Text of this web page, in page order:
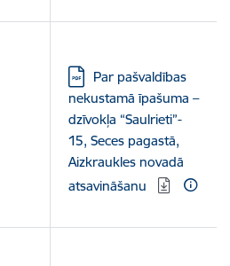
Lejupielādēt:
Par pašvaldības
nekustamā īpašuma –
dzīvokļa “Saulrieti”-
15, Seces pagastā,
Aizkraukles novadā
atsavināšanu